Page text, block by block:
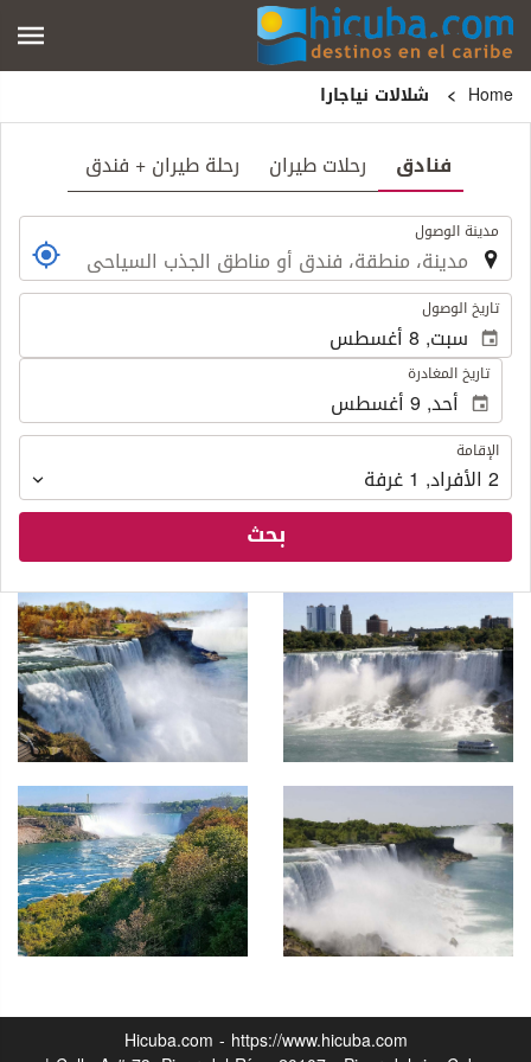
Home شلالات نياجارا
فنادق رحلات طيران رحلة طيران + فندق
. مدينة الوصول
. تاريخ الوصول
تاريخ المغادرة
الإقامة
الإقامة
2 الأفراد,
1غرفة
بحث
Hicuba.com - https://www.hicuba.com